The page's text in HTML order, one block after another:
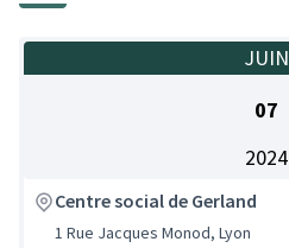
JUIN
07
2024
Centre social de Gerland
1 Rue Jacques Monod, Lyon